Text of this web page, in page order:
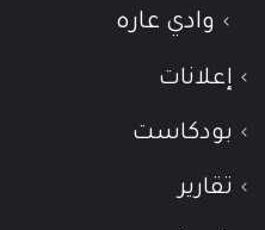
وادي عاره
إعلانات
بودكاست
تقارير